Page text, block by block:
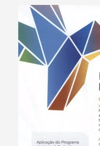
Termo de Pesquisa